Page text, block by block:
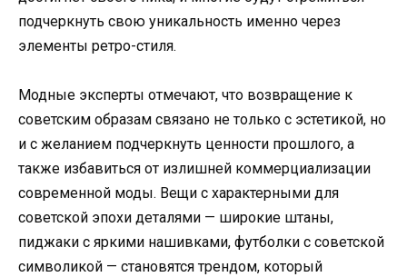
подчеркнуть свою уникальность именно через
элементы ретро-стиля.
Модные эксперты отмечают, что возвращение к
советским образам связано не только с эстетикой, но
и с желанием подчеркнуть ценности прошлого, а
также избавиться от излишней коммерциализации
современной моды. Вещи с характерными для
советской эпохи деталями — широкие штаны,
пиджаки с яркими нашивками, футболки с советской
символикой — становятся трендом, который